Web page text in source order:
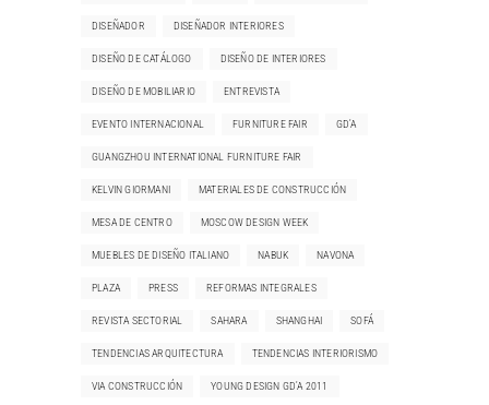
DISEÑADOR DISEÑADOR INTERIORES
DISEÑO DE CATÁLOGO DISEÑO DE INTERIORES
DISEÑO DE MOBILIARIO ENTREVISTA
EVENTO INTERNACIONAL FURNITURE FAIR GD'A
GUANGZHOU INTERNATIONAL FURNITURE FAIR
KELVIN GIORMANI MATERIALES DE CONSTRUCCIÓN
MESA DE CENTRO MOSCOW DESIGN WEEK
MUEBLES DE DISEÑO ITALIANO NABUK NAVONA
PLAZA PRESS REFORMAS INTEGRALES
REVISTA SECTORIAL SAHARA SHANGHAI SOFÁ
TENDENCIAS ARQUITECTURA TENDENCIAS INTERIORISMO
VIA CONSTRUCCIÓN YOUNG DESIGN GD'A 2011